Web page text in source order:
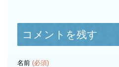
コメントを残す
名前 (必須)